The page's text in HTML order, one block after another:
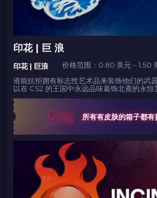
印花 | 巨 浪
印花 | 巨浪
价格范围：0.80 美元 – 1.50
谁能抗拒拥有标志性艺术品来装饰他们的武
以在 CS2 的王国中永远品味葛饰北斋的永恒
5% 所有有皮肤的箱子都有